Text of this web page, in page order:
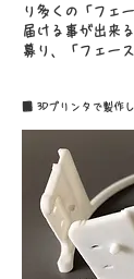
り多くの「フェ
届ける事が出来
募り、「フェー
■ 3Dプリンタで製作